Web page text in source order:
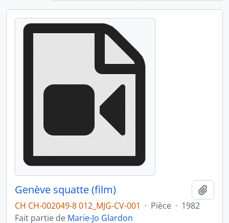
Genève squatte (film)
CH CH-002049-8 012_MJG-CV-001 · Pièce · 1982
Fait partie de Marie-Jo Glardon